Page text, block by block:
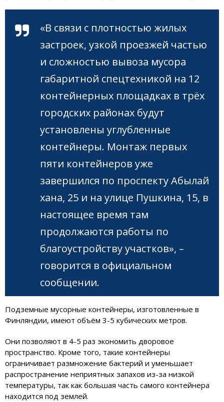
«В связи с плотностью жилых
застроек, узкой проезжей частью
и сложностью вывоза мусора
габаритной спецтехникой на 12
контейнерных площадках в трёх
городских районах будут
установлены углубленные
контейнеры. Монтаж первых
пяти контейнеров уже
завершился по проспекту Абылай
хана, 25 и на улице Пушкина, 15, в
настоящее время там
продолжаются работы по
благоустройству участков», –
говорится в официальном
сообщении.
Подземные мусорные контейнеры, изготовленные в
Финляндии, имеют объём 3-5 кубических метров.
Они позволяют в 4-5 раз экономить дворовое
пространство. Кроме того, такие контейнеры
ограничивает размножение бактерий и уменьшает
распространение неприятных запахов из-за низкой
температуры, так как большая часть самого контейнера
находится под землей.